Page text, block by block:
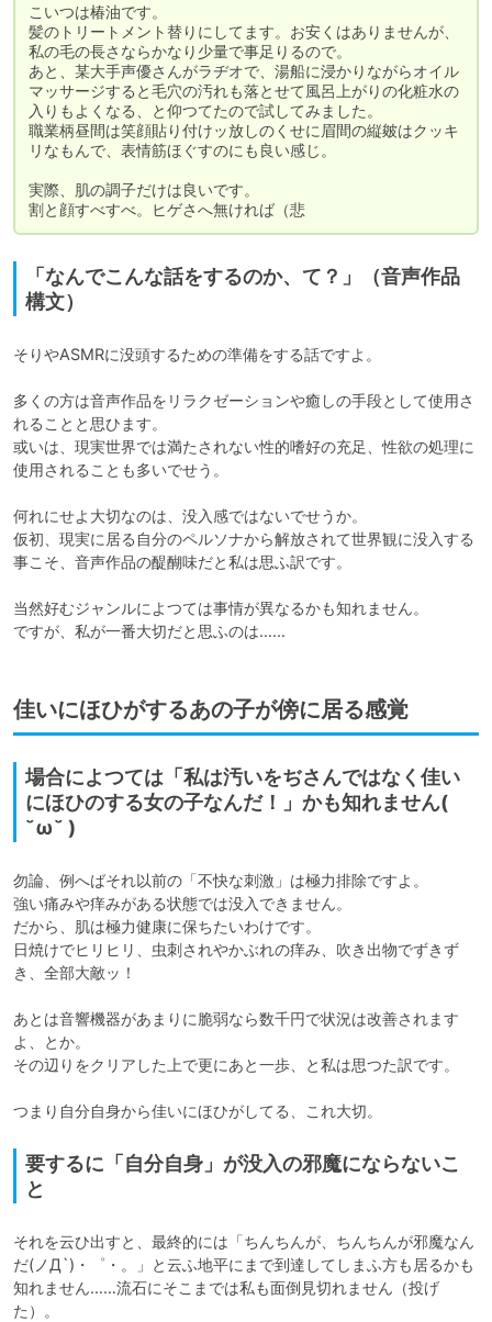
こいつは椿油です。
髪のトリートメント替りにしてます。お安くはありませんが、
私の毛の長さならかなり少量で事足りるので。
あと、某大手声優さんがラヂオで、湯船に浸かりながらオイル
マッサージすると毛穴の汚れも落とせて風呂上がりの化粧水の
入りもよくなる、と仰つてたので試してみました。
職業柄昼間は笑顔貼り付けッ放しのくせに眉間の縦皴はクッキ
リなもんで、表情筋ほぐすのにも良い感じ。
実際、肌の調子だけは良いです。
割と顔すべすべ。ヒゲさへ無ければ（悲
「なんでこんな話をするのか、て？」（音声作品
構文）
そりやASMRに没頭するための準備をする話ですよ。
多くの方は音声作品をリラクゼーションや癒しの手段として使用さ
れることと思ひます。
或いは、現実世界では満たされない性的嗜好の充足、性欲の処理に
使用されることも多いでせう。
何れにせよ大切なのは、没入感ではないでせうか。
仮初、現実に居る自分のペルソナから解放されて世界観に没入する
事こそ、音声作品の醍醐味だと私は思ふ訳です。
当然好むジャンルによつては事情が異なるかも知れません。
ですが、私が一番大切だと思ふのは……
佳いにほひがするあの子が傍に居る感覚
場合によつては「私は汚いをぢさんではなく佳い
にほひのする女の子なんだ！」かも知れません(
˘ω˘ )
勿論、例へばそれ以前の「不快な刺激」は極力排除ですよ。
強い痛みや痒みがある状態では没入できません。
だから、肌は極力健康に保ちたいわけです。
日焼けでヒリヒリ、虫刺されやかぶれの痒み、吹き出物でずきず
き、全部大敵ッ！
あとは音響機器があまりに脆弱なら数千円で状況は改善されます
よ、とか。
その辺りをクリアした上で更にあと一歩、と私は思つた訳です。
つまり自分自身から佳いにほひがしてる、これ大切。
要するに「自分自身」が没入の邪魔にならないこ
と
それを云ひ出すと、最終的には「ちんちんが、ちんちんが邪魔なん
だ(ノД`)・゜・。」と云ふ地平にまで到達してしまふ方も居るかも
知れません……流石にそこまでは私も面倒見切れません（投げ
た）。